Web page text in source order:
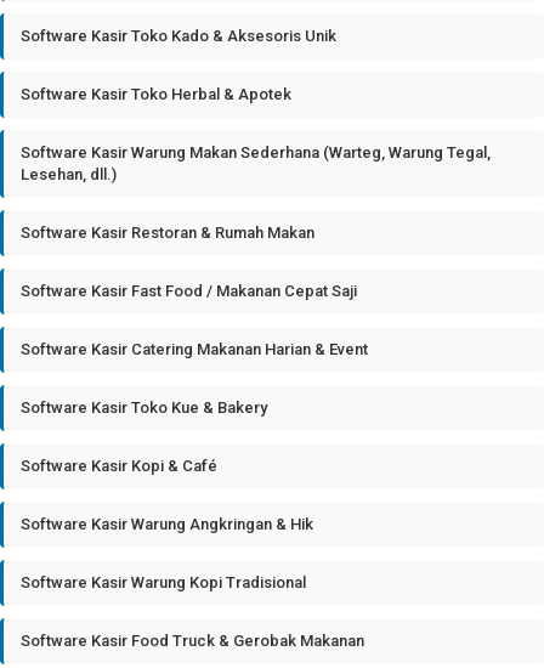
Software Kasir Toko Kado & Aksesoris Unik
Software Kasir Toko Herbal & Apotek
Software Kasir Warung Makan Sederhana (Warteg, Warung Tegal,
Lesehan, dll.)
Software Kasir Restoran & Rumah Makan
Software Kasir Fast Food / Makanan Cepat Saji
Software Kasir Catering Makanan Harian & Event
Software Kasir Toko Kue & Bakery
Software Kasir Kopi & Café
Software Kasir Warung Angkringan & Hik
Software Kasir Warung Kopi Tradisional
Software Kasir Food Truck & Gerobak Makanan